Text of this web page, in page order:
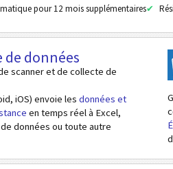
F
pour 12 mois supplémentaires
de données
scanner et de collecte de
iOS) envoie les données et
en temps réel à Excel,
données ou toute autre